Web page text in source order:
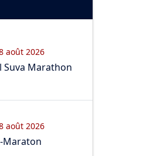
août 2026
Suva Marathon
août 2026
Maraton